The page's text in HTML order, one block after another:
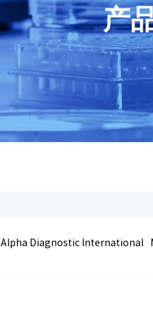
产
Alpha Diagnostic International